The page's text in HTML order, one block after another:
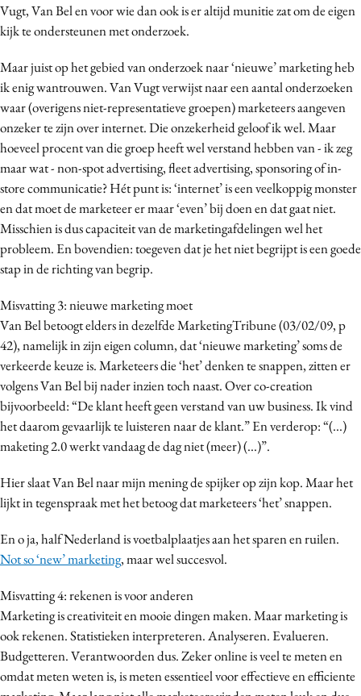
Vugt, Van Bel en voor wie dan ook is er altijd munitie zat om de eigen
kijk te ondersteunen met onderzoek.
Maar juist op het gebied van onderzoek naar ‘nieuwe’ marketing heb
ik enig wantrouwen. Van Vugt verwijst naar een aantal onderzoeken
waar (overigens niet-representatieve groepen) marketeers aangeven
onzeker te zijn over internet. Die onzekerheid geloof ik wel. Maar
hoeveel procent van die groep heeft wel verstand hebben van - ik zeg
maar wat - non-spot advertising, fleet advertising, sponsoring of in-
store communicatie? Hét punt is: ‘internet’ is een veelkoppig monster
en dat moet de marketeer er maar ‘even’ bij doen en dat gaat niet.
Misschien is dus capaciteit van de marketingafdelingen wel het
probleem. En bovendien: toegeven dat je het niet begrijpt is een goede
stap in de richting van begrip.
Misvatting 3: nieuwe marketing moet
Van Bel betoogt elders in dezelfde MarketingTribune (03/02/09, p
42), namelijk in zijn eigen column, dat ‘nieuwe marketing’ soms de
verkeerde keuze is. Marketeers die ‘het’ denken te snappen, zitten er
volgens Van Bel bij nader inzien toch naast. Over co-creation
bijvoorbeeld: “De klant heeft geen verstand van uw business. Ik vind
het daarom gevaarlijk te luisteren naar de klant.” En verderop: “(...)
maketing 2.0 werkt vandaag de dag niet (meer) (...)”.
Hier slaat Van Bel naar mijn mening de spijker op zijn kop. Maar het
lijkt in tegenspraak met het betoog dat marketeers ‘het’ snappen.
En o ja, half Nederland is voetbalplaatjes aan het sparen en ruilen.
Not so ‘new’ marketing, maar wel succesvol.
Misvatting 4: rekenen is voor anderen
Marketing is creativiteit en mooie dingen maken. Maar marketing is
ook rekenen. Statistieken interpreteren. Analyseren. Evalueren.
Budgetteren. Verantwoorden dus. Zeker online is veel te meten en
omdat meten weten is, is meten essentieel voor effectieve en efficiente